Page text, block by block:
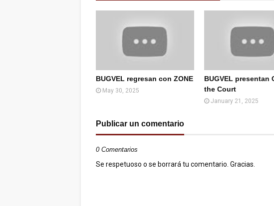
en
What
sApp
(Web
por
Email
BUGVEL regresan con ZONE
May 30, 2025
BUGVEL presentan
the Court
January 21, 2025
Publicar un comentario
0 Comentarios
Se respetuoso o se borrará tu comentario. Gracias.